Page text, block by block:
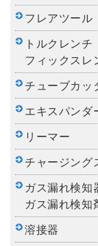
フレアツール
トルクレンチ
フィックスレ
チューブカッ
エキスパンダ
リーマー
チャージング
ガス漏れ検
ガス漏れ検知
溶接器